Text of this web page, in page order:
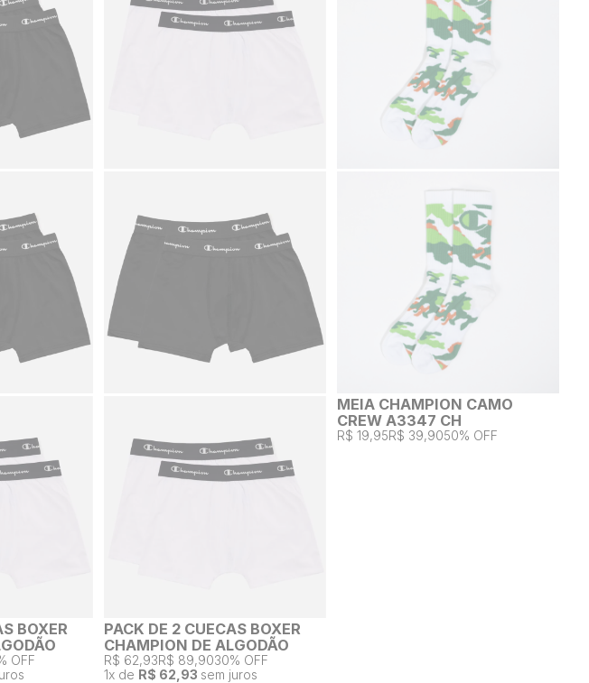
BOXER
OFF
PACK DE 2 CUECAS BOXER
CHAMPION DE ALGODÃO
R$ 62,93R$ 89,9030% OFF
1x de R$ 62,93 sem juros
MEIA CHAMPION CAMO
CREW A3347 CH
R$ 19,95R$ 39,9050% OFF